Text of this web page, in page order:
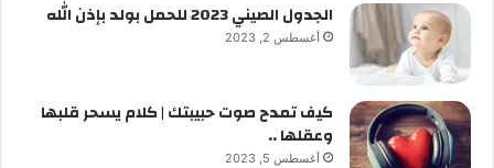
الجدول الصيني 2023 للحمل بولد بإذن الله
أغسطس 2, 2023
كيف تمدح صوت حبيبتك | كلام يسحر قلبها
وعقلها ..
أغسطس 5, 2023